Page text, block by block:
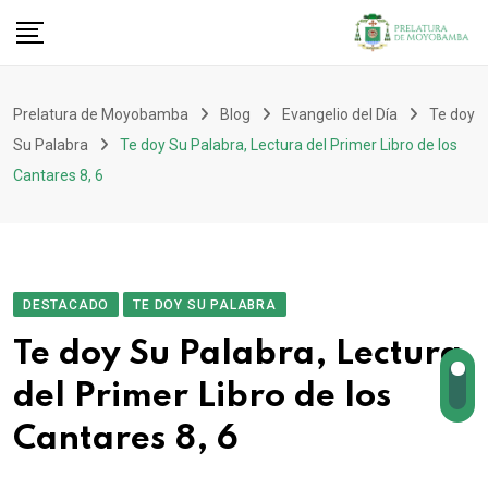
Prelatura de Moyobamba Blog Evangelio del Día
Te doy
Su Palabra
Te doy Su Palabra, Lectura del Primer Libro de los
Cantares 8, 6
DESTACADO TE DOY SU PALABRA
Te doy Su Palabra, Lectura
del Primer Libro de los
Cantares 8, 6